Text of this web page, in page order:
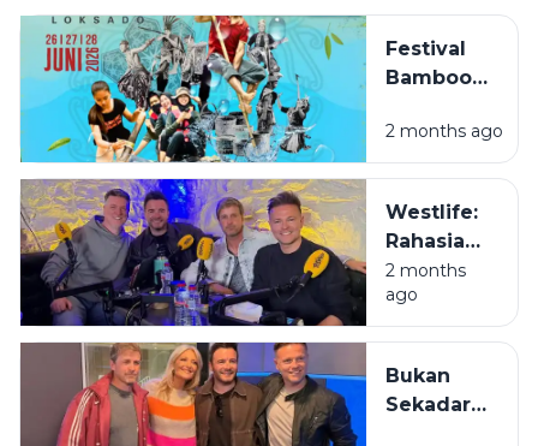
Festival
Bamboo
Loksado
2026,
Menyusuri
Sungai
Amandit
dengan
Rakit Bambu
di
Pegunungan
2 months ago
Westlife:
Rahasia
Kenapa
Mas-Mas
Irlandia Ini
Juara di
Hati Kita
2 months
ago
Bukan
Sekadar